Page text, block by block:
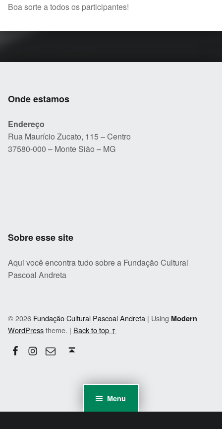
Menu
Boa sorte a todos os participantes!
Onde estamos
Endereço
Rua Maurício Zucato, 115 – Centro
37580-000 – Monte Sião – MG
Sobre esse site
Aqui você encontra tudo sobre a Fundação Cultural
Pascoal Andreta
© 2026 Fundação Cultural Pascoal Andreta | Using Modern
WordPresstheme. | Back to top ↑